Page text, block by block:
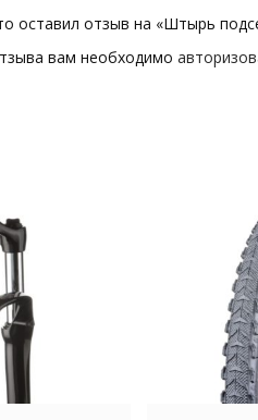
оставил отзыв на «Штырь
вам необходимо